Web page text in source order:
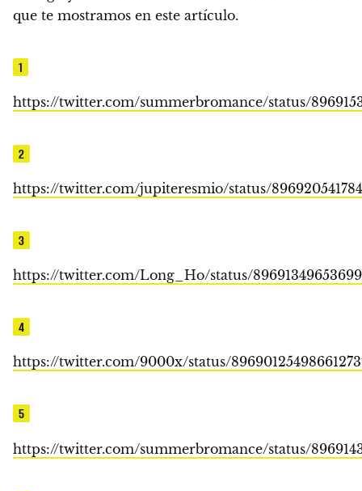
que te mostramos en este artículo.
1
https://twitter.com/summerbromance/status/
2
https://twitter.com/jupiteresmio/status/
3
https://twitter.com/Long_Ho/status/
4
https://twitter.com/9000x/status/
5
https://twitter.com/summerbromance/status/